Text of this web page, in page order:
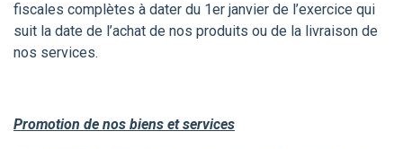
fiscales complètes à dater du 1er janvier de l’exercice qui
suit la date de l’achat de nos produits ou de la livraison de
nos services.
Promotion de nos biens et services